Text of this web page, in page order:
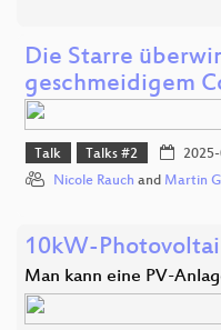
Die Starre
geschmeidigem
Talk Talks #2
Nicole Rauch and Martin
10kW-
Man kann eine PV-